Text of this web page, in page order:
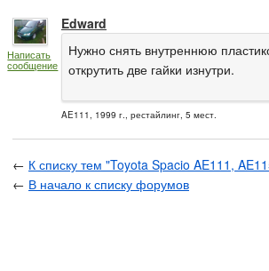
Написать
сообщение
Edward
Нужно снять внутреннюю
открутить две гайки изнутри.
AE111, 1999 г., рестайлинг, 5 мест.
← К списку тем "Toyota Spacio AE111,
← В начало к списку форумов